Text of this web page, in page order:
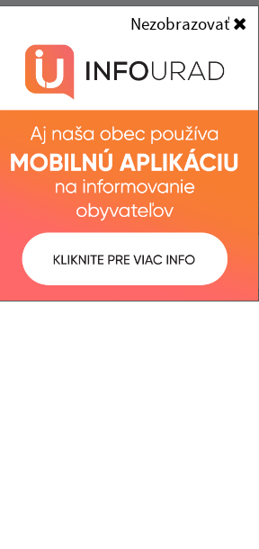
Nezobrazovať